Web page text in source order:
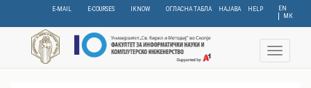
content
EN
МК
E-MAIL E-COURSES IKNOW ОГЛАСНА ТАБЛА НАЈАВА HELP
Toggle